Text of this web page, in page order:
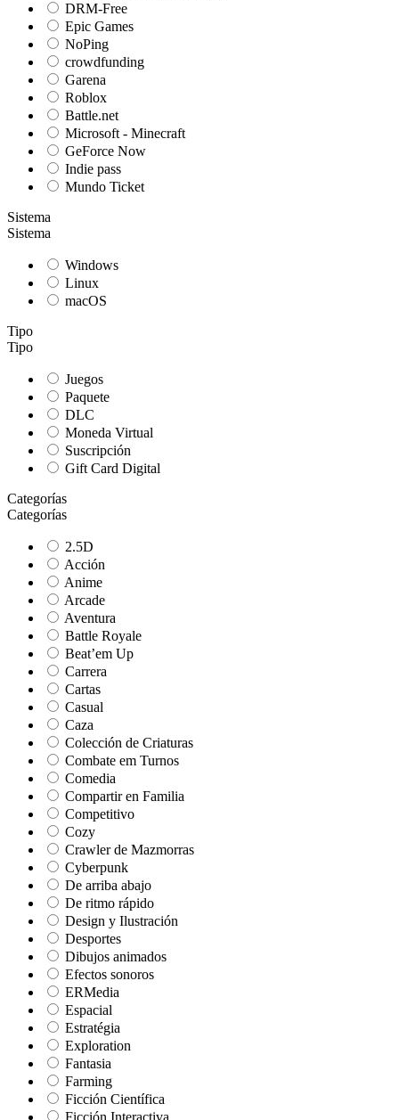
DRM-Free
Epic Games
NoPing
crowdfunding
Garena
Roblox
Battle.net
Microsoft - Minecraft
GeForce Now
Indie pass
Mundo Ticket
Sistema
Sistema
Windows
Linux
macOS
Tipo
Tipo
Juegos
Paquete
DLC
Moneda Virtual
Suscripción
Gift Card Digital
Categorías
Categorías
2.5D
Acción
Anime
Arcade
Aventura
Battle Royale
Beat’em Up
Carrera
Cartas
Casual
Caza
Colección de Criaturas
Combate em Turnos
Comedia
Compartir en Familia
Competitivo
Cozy
Crawler de Mazmorras
Cyberpunk
De arriba abajo
De ritmo rápido
Design y Ilustración
Desportes
Dibujos animados
Efectos sonoros
ERMedia
Espacial
Estratégia
Exploration
Fantasia
Farming
Ficción Científica